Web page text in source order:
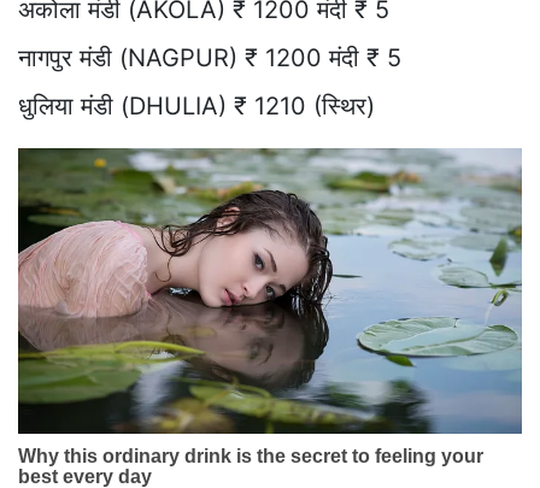
अकोला मंडी (AKOLA) ₹ 1200 मंदी ₹ 5
नागपुर मंडी (NAGPUR) ₹ 1200 मंदी ₹ 5
धुलिया मंडी (DHULIA) ₹ 1210 (स्थिर)